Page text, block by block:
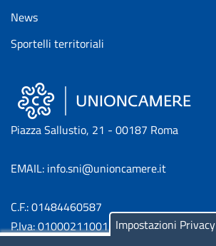
News
Sportelli territoriali
Piazza Sallustio, 21 - 00187 Roma
EMAIL: info.sni@unioncamere.it
C.F.: 01484460587
P.Iva: 01000211001 Impostazioni Privacy